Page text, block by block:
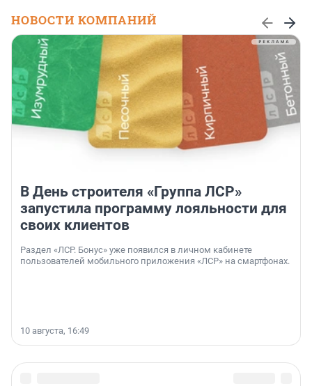
НОВОСТИ КОМПАНИЙ
В День строителя «Группа ЛСР»
запустила программу лояльности для
своих клиентов
Раздел «ЛСР. Бонус» уже появился в личном кабинете
пользователей мобильного приложения «ЛСР» на смартфонах.
10 августа, 16:49